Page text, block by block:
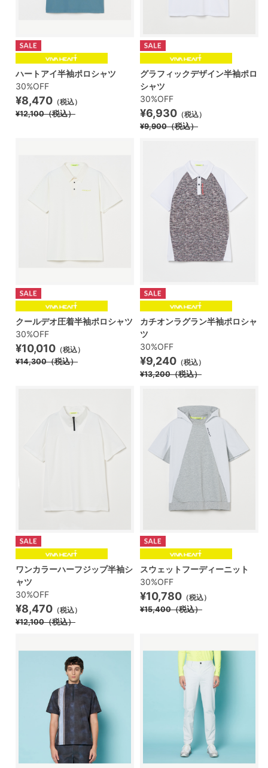
ハートアイ半袖ポロシャツ
30%OFF
¥8,470 （税込）
¥12,100（税込）
グラフィックデザイン半袖ポロ
シャツ
30%OFF
¥6,930 （税込）
¥9,900（税込）
クールデオ圧着半袖ポロシャツ
30%OFF
¥10,010 （税込）
¥14,300（税込）
カチオンラグラン半袖ポロシャ
ツ
30%OFF
¥9,240 （税込）
¥13,200（税込）
ワンカラーハーフジップ半袖シ
ャツ
30%OFF
¥8,470 （税込）
¥12,100（税込）
スウェットフーディーニット
30%OFF
¥10,780 （税込）
¥15,400（税込）